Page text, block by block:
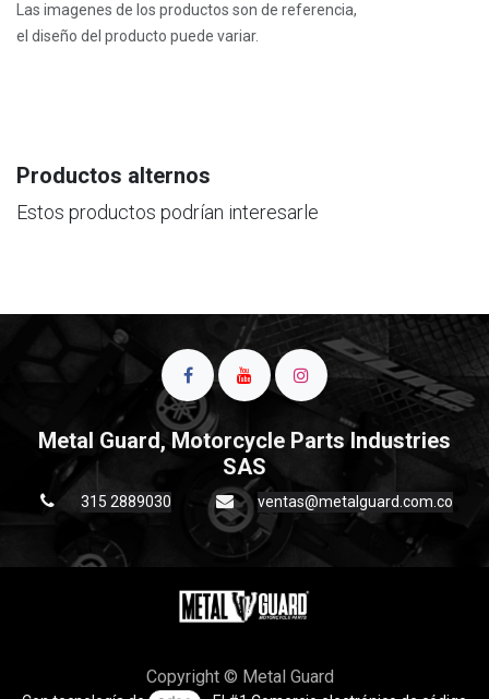
Las imagenes de los productos son de referencia,
el diseño del producto puede variar.
Productos alternos
Estos productos podrían interesarle
Metal Guard, Motorcycle Parts Industries
SAS
315 2889030 ventas@metalguard.com.co
Copyright © Metal Guard